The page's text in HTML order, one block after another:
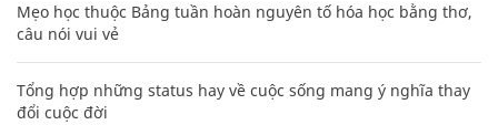
Mẹo học thuộc Bảng tuần hoàn nguyên tố hóa học bằng thơ,
câu nói vui vẻ
Tổng hợp những status hay về cuộc sống mang ý nghĩa thay
đổi cuộc đời